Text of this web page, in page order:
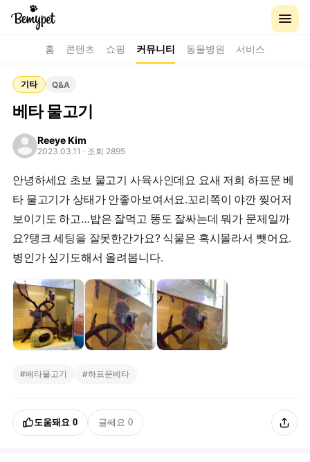
홈 콘텐츠 쇼핑 커뮤니티 동물병원 서비스
기타 Q&A
베타 물고기
Reeye Kim
2023.03.11 · 조회 2895
안녕하세요 초보 물고기 사육사인데요 요새 저희 하프문 베
타 물고기가 상태가 안좋아보여서요.꼬리쪽이 야깐 찢어저
보이기도 하고…밥은 잘먹고 똥도 잘싸는데 뭐가 문제일까
요?탱크 세팅을 잘못한간가요? 식물은 혹시몰라서 뺏어요.
병인가 싶기도해서 올려봅니다.
#배타물고기 #하프문베타
도움돼요 0 글쎄요 0